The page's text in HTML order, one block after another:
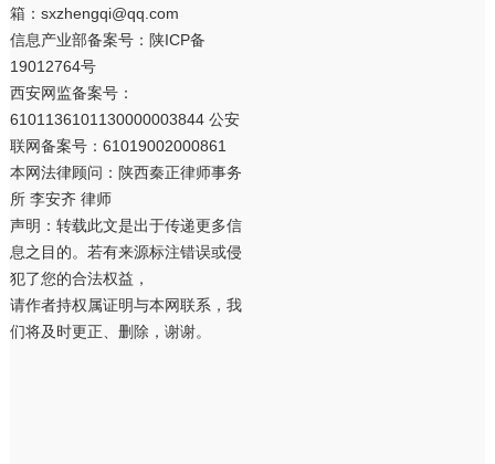
箱：sxzhengqi@qq.com
信息产业部备案号： 陕ICP备
19012764号
西安网监备案号：
6101136101130000003844 公安
联网备案号：61019002000861
本网法律顾问：陕西秦正律师事务
所 李安齐 律师
声明：转载此文是出于传递更多信
息之目的。若有来源标注错误或侵
犯了您的合法权益，
请作者持权属证明与本网联系，我
们将及时更正、删除，谢谢。